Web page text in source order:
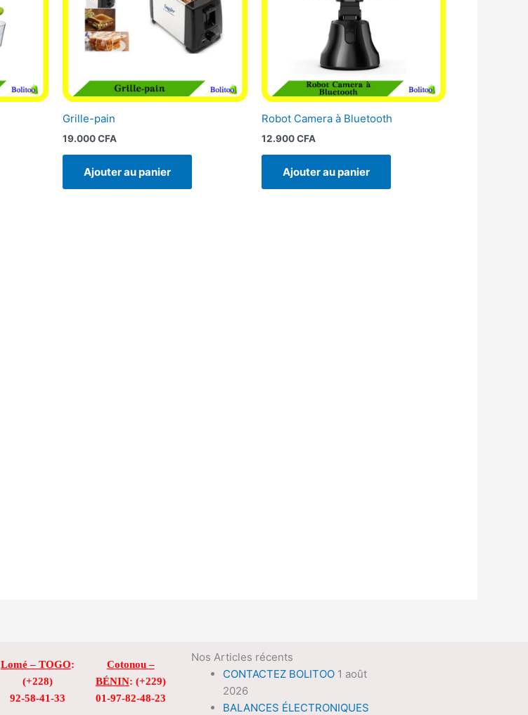
Grille-pain
19.000CFA
Ajouter au panier
Robot Camera à Bluetooth
12.900CFA
Ajouter au panier
Lomé – TOGO:
(+228)
92-58-41-33
Cotonou –
BÉNIN: (+229)
01-97-82-48-23
Nos Articles récents
CONTACTEZ BOLITOO 1 août
2026
BALANCES ÉLECTRONIQUES